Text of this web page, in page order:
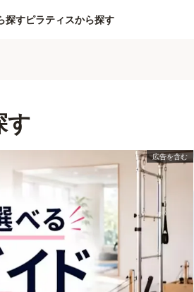
探すピラティスから探す
す